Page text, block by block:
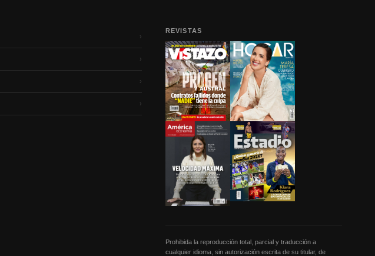
›
›
›
›
REVISTAS
Prohibida la reproducción total, parcial y traducción a
cualquier idioma, sin autorización escrita de su titular, de